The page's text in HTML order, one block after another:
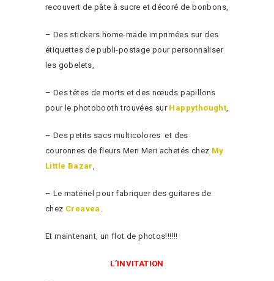
recouvert de pâte à sucre et décoré de bonbons,
– Des stickers home-made imprimées sur des
étiquettes de publi-postage pour personnaliser
les gobelets,
– Des têtes de morts et des nœuds papillons
pour le photobooth trouvées sur Happythought
– Des petits sacs multicolores et des
couronnes de fleurs Meri Meri achetés chez My
Little Bazar
– Le matériel pour fabriquer des guitares de
chez Creavea
Et maintenant, un flot de photos!!!!!!
L’INVITATION